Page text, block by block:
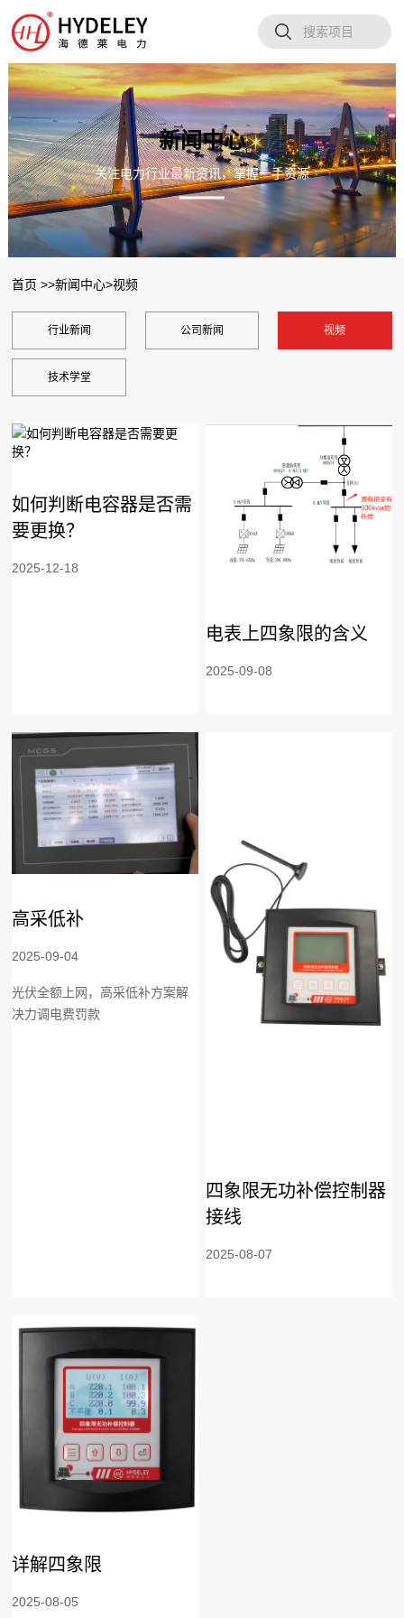
新闻中心
关注电力行业最新资讯，掌握一手资源
首页 >>新闻中心>视频
行业新闻 公司新闻 视频
技术学堂
如何判断电容器是否需
要更换？
2025-12-18
电表上四象限的含义
2025-09-08
高采低补
2025-09-04
光伏全额上网，高采低补方案解
决力调电费罚款
四象限无功补偿控制器
接线
2025-08-07
详解四象限
2025-08-05